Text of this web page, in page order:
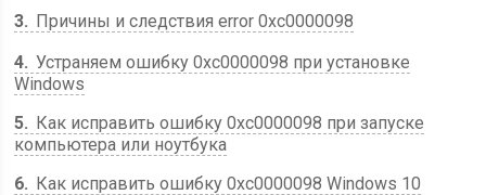
3
Причины и следствия error 0xc0000098
4 Устраняем ошибку 0xc0000098 при установке
Windows
5
Как исправить ошибку 0xc0000098 при запуске
компьютера или ноутбука
6
Как исправить ошибку 0xc0000098 Windows 10